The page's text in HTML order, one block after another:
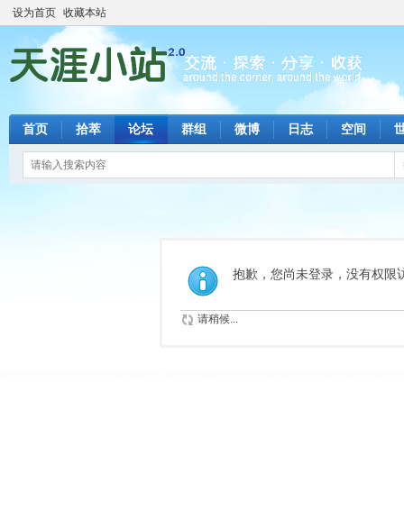
设为首页 收藏本站
首页 拾萃 论坛 群组 微博 日志 空间
抱歉，您尚未登录，没有权限
请稍候...